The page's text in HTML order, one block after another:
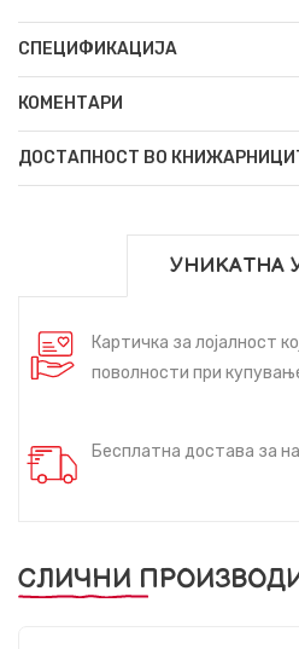
СПЕЦИФИКАЦИЈА
КОМЕНТАРИ
ДОСТАПНОСТ ВО
УНИКАТНА
Картичка за лојалност
поволности при
Бесплатна достава за
СЛИЧНИ